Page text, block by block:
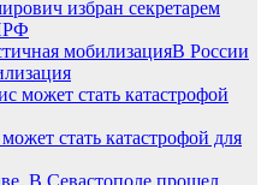
избран секретарем
В России
стать катастрофой для